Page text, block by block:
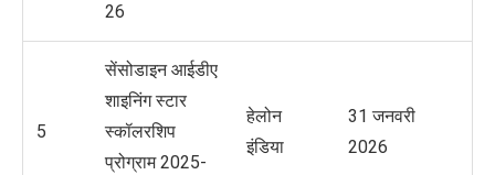
26
5
सेंसोडाइन आईडीए
शाइनिंग स्टार
स्कॉलरशिप
प्रोग्राम 2025-
हेलोन
इंडिया
31 जनवरी
2026